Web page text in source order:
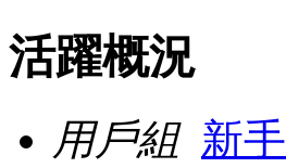
活躍概況
用戶組 新